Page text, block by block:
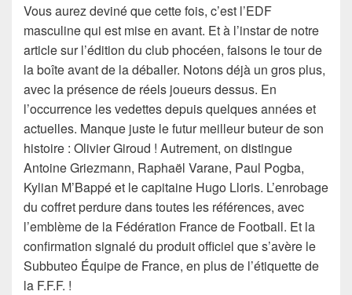
Vous aurez deviné que cette fois, c’est l’EDF
masculine qui est mise en avant. Et à l’instar de notre
article sur l’édition du club phocéen, faisons le tour de
la boîte avant de la déballer. Notons déjà un gros plus,
avec la présence de réels joueurs dessus. En
l’occurrence les vedettes depuis quelques années et
actuelles. Manque juste le futur meilleur buteur de son
histoire : Olivier Giroud ! Autrement, on distingue
Antoine Griezmann, Raphaël Varane, Paul Pogba,
Kylian M’Bappé et le capitaine Hugo Lloris. L’enrobage
du coffret perdure dans toutes les références, avec
l’emblème de la Fédération France de Football. Et la
confirmation signalé du produit officiel que s’avère le
Subbuteo Équipe de France, en plus de l’étiquette de
la F.F.F. !